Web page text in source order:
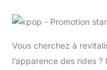
Vous cherchez à
l’apparence des rides